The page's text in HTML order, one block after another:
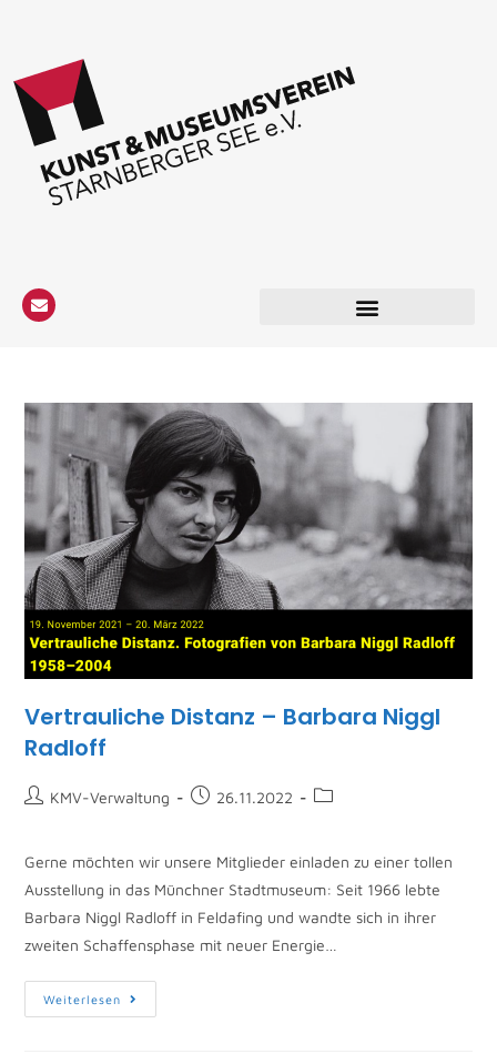
Vertrauliche Distanz – Barbara Niggl
Radloff
KMV-Verwaltung 26.11.2022
Gerne möchten wir unsere Mitglieder einladen zu einer tollen
Ausstellung in das Münchner Stadtmuseum: Seit 1966 lebte
Barbara Niggl Radloff in Feldafing und wandte sich in ihrer
zweiten Schaffensphase mit neuer Energie…
Weiterlesen